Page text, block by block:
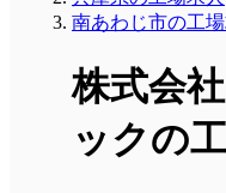
南あわじ市の工場
株式会
ックの